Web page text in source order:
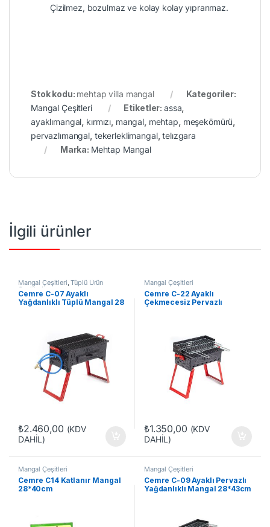
Çizilmez, bozulmaz ve kolay kolay yıpranmaz.
Stok kodu: mehtap villa mangal
Kategoriler:
Mangal Çeşitleri
Etiketler: assa
ayaklımangal kırmızı mangal mehtap meşekömürü
pervazlımangal tekerleklimangal,telızgara
Marka: Mehtap Mangal
İlgili ürünler
Mangal Çeşitleri,Tüplü Ürün
Çeşitleri
Cemre C-07 Ayaklı
Yağdanlıklı Tüplü Mangal 28
₺2.460,00 (KDV
DAHİL)
Mangal Çeşitleri
Cemre C-22 Ayaklı
Çekmecesiz Pervazlı
₺1.350,00 (KDV
DAHİL)
Mangal Çeşitleri
Cemre C14 Katlanır Mangal
28*40cm
Mangal Çeşitleri
Cemre C-09 Ayaklı Pervazlı
Yağdanlıklı Mangal 28*43cm